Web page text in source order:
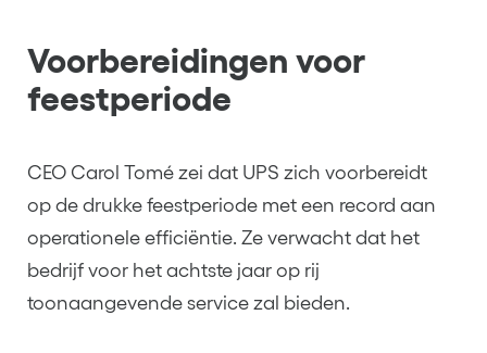
Voorbereidingen voor
feestperiode
CEO Carol Tomé zei dat UPS zich voorbereidt
op de drukke feestperiode met een record aan
operationele efficiëntie. Ze verwacht dat het
bedrijf voor het achtste jaar op rij
toonaangevende service zal bieden.